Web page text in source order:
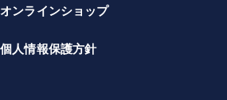
オンラインショップ
個人情報保護方針